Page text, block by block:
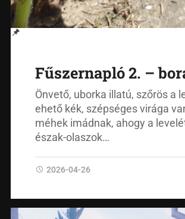
Fűszernapló 2. –
Önvető, uborka illatú, szőrös a
ehető kék, szépséges virága
méhek imádnak, ahogy a
észak-olaszok…
2026-04-26